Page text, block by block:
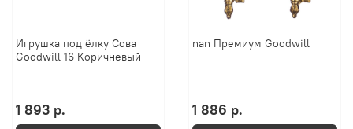
Игрушка под ёлку Сова
Goodwill 16 Коричневый
1 893 р.
nan Премиум Goodwill
1 886 р.